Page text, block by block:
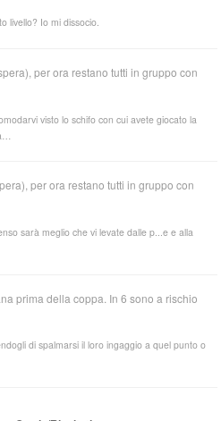
livello? Io mi dissocio.
per ora restano tutti in gruppo con
visto lo schifo con cui avete giocato la
per ora restano tutti in gruppo con
sarà meglio che vi levate dalle p...e e alla
prima della coppa. In 6 sono a rischio
di spalmarsi il loro ingaggio a quel punto o